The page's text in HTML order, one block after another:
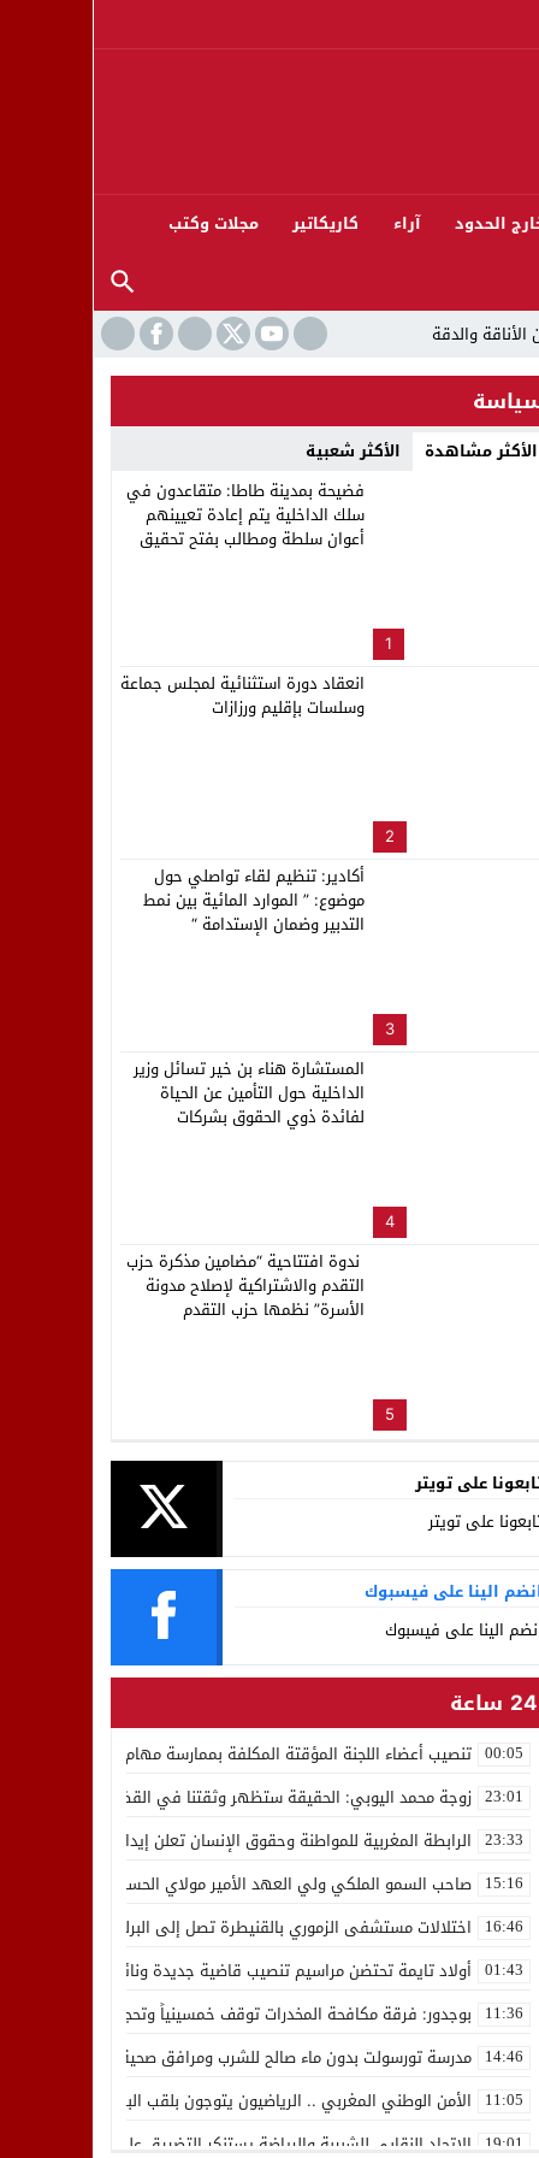
الحدود آراء كاريكاتير مجلات وكتب
13
بنزاهة النهائي
الأكثر مشاهدة الأكثر شعبية
1
فضيحة بمدينة طاطا: متقاعدون في
سلك الداخلية يتم إعادة تعيينهم
أعوان سلطة ومطالب بفتح تحقيق
2
انعقاد دورة استثنائية لمجلس جماعة
وسلسات بإقليم ورزازات
3
أكادير: تنظيم لقاء تواصلي حول
موضوع: ” الموارد المائية بين نمط
التدبير وضمان الإستدامة “
4
المستشارة هناء بن خير تسائل وزير
الداخلية حول التأمين عن الحياة
لفائدة ذوي الحقوق بشركات
5
ندوة افتتاحية “مضامين مذكرة حزب
التقدم والاشتراكية لإصلاح مدونة
الأسرة” نظمها حزب التقدم
على تويتر
على تويتر
الينا على فيسبوك
الينا على فيسبوك
24 ساعة
00:05 تنصيب أعضاء اللجنة المؤقتة المكلفة بممارسة مهام المجلس الوطني
23:01 زوجة محمد اليوبي: الحقيقة ستظهر وثقتنا في القضاء ثابتة
23:33 الرابطة المغربية للمواطنة وحقوق الإنسان تعلن إيداع رئيسها
15:16 صاحب السمو الملكي ولي العهد الأمير مولاي الحسن يدشن “برج
16:46 اختلالات مستشفى الزموري بالقنيطرة تصل إلى البرلمان واستقالة
01:43 أولاد تايمة تحتضن مراسيم تنصيب قاضية جديدة ونائب لوكيل الملك
11:36 بوجدور: فرقة مكافحة المخدرات توقف خمسينياً وتحجز 10 كيلوغرامات من الشيرا
14:46 مدرسة تورسولت بدون ماء صالح للشرب ومرافق صحية في وضعية
11:05 الأمن الوطني المغربي .. الرياضيون يتوجون بلقب البطولة العربية
19:01 الاتحاد النقابي للشبيبة والرياضة يستنكر التضييق على الموظفين